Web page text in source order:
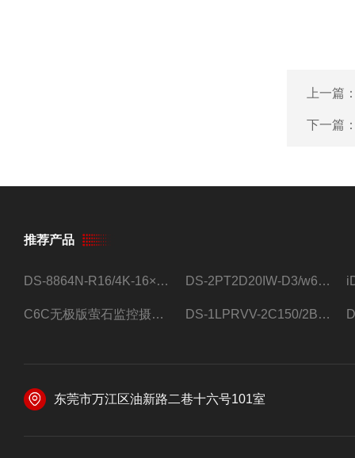
上一篇
下一篇
推荐产品
DS-8864N-R16/4K-16×4T/希捷16盘位录像机 DS-2PT2D20IW-D3/w64路高清硬盘录像机
C6C无极版萤石监控摄像头 DS-1LPRVV-2C150/2B监控室外夜视高清电源线护套线200米/卷
东莞市万江区油新路二巷十六号101室